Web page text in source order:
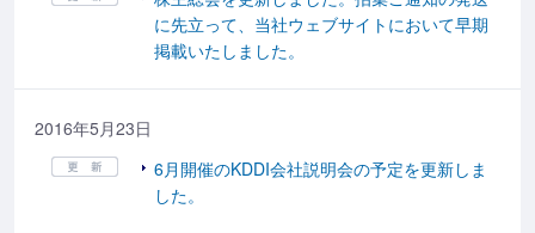
に先立って、当社ウェブサイトにおいて早期
掲載いたしました。
2016年5月23日
6月開催のKDDI会社説明会の予定を更新しま
した。